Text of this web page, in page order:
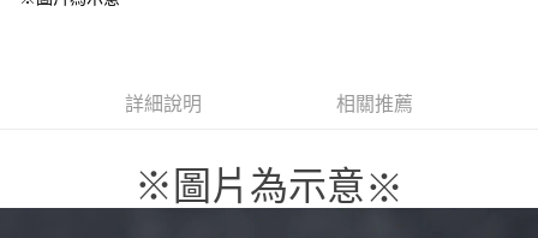
詳細說明 相關推薦
※圖片為示意※